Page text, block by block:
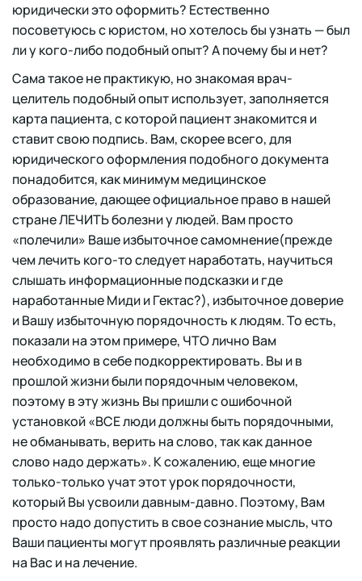
юридически это оформить? Естественно
посоветуюсь с юристом, но хотелось бы узнать — был
ли у кого-либо подобный опыт? А почему бы и нет?
Сама такое не практикую, но знакомая врач-
целитель подобный опыт использует, заполняется
карта пациента, с которой пациент знакомится и
ставит свою подпись. Вам, скорее всего, для
юридического оформления подобного документа
понадобится, как минимум медицинское
образование, дающее официальное право в нашей
стране ЛЕЧИТЬ болезни у людей. Вам просто
«полечили» Ваше избыточное самомнение(прежде
чем лечить кого-то следует наработать, научиться
слышать информационные подсказки и где
наработанные Миди и Гектас?), избыточное доверие
и Вашу избыточную порядочность к людям. То есть,
показали на этом примере, ЧТО лично Вам
необходимо в себе подкорректировать. Вы и в
прошлой жизни были порядочным человеком,
поэтому в эту жизнь Вы пришли с ошибочной
установкой «ВСЕ люди должны быть порядочными,
не обманывать, верить на слово, так как данное
слово надо держать». К сожалению, еще многие
только-только учат этот урок порядочности,
который Вы усвоили давным-давно. Поэтому, Вам
просто надо допустить в свое сознание мысль, что
Ваши пациенты могут проявлять различные реакции
на Вас и на лечение.